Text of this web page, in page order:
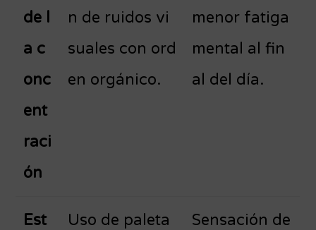
de l
a c
onc
ent
raci
ón
n de ruidos vi
suales con ord
en orgánico.
menor fatiga
mental al fin
al del día.
Est
Uso de paleta
Sensación de